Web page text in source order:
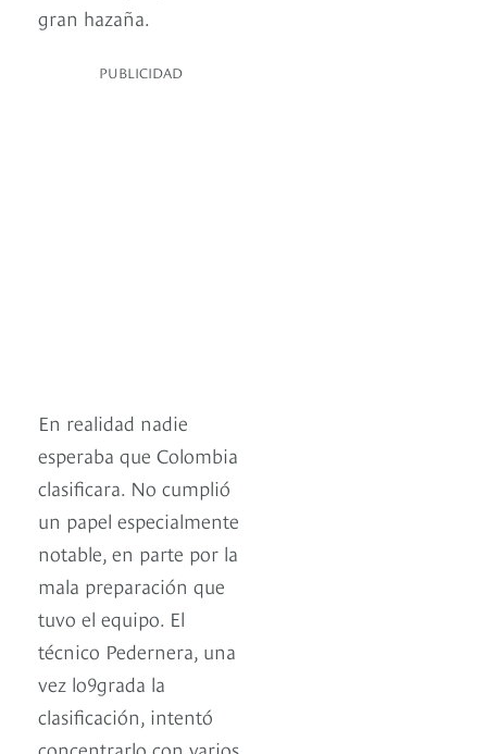
gran hazaña.
PUBLICIDAD
En realidad nadie
esperaba que Colombia
clasificara. No cumplió
un papel especialmente
notable, en parte por la
mala preparación que
tuvo el equipo. El
técnico Pedernera, una
vez lo9grada la
clasificación, intentó
concentrarlo con varios